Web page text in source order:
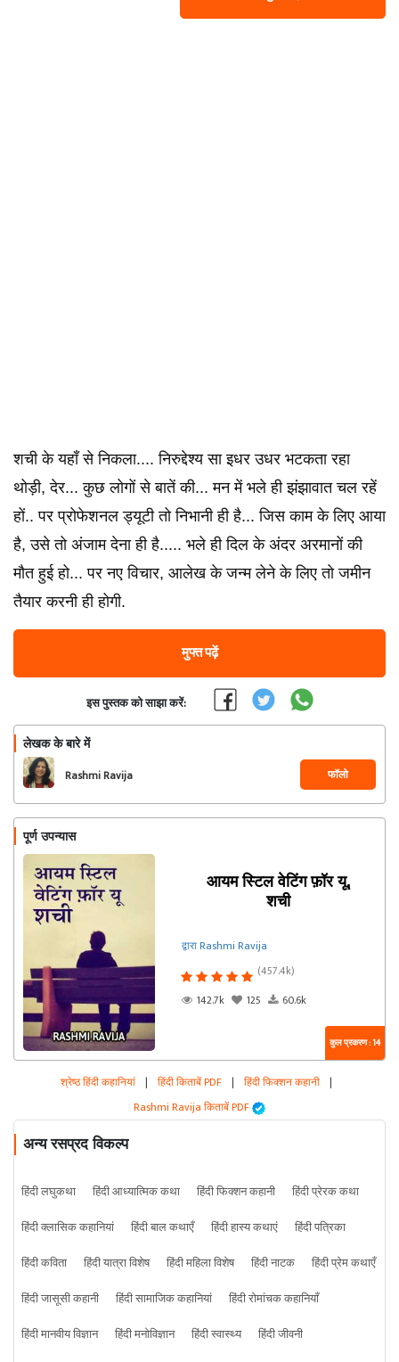
शची के यहाँ से निकला.... निरुद्देश्य सा इधर उधर भटकता रहा
थोड़ी, देर... कुछ लोगों से बातें की... मन में भले ही झंझावात चल रहें
हों.. पर प्रोफेशनल ड्यूटी तो निभानी ही है... जिस काम के लिए आया
है, उसे तो अंजाम देना ही है..... भले ही दिल के अंदर अरमानों की
मौत हुई हो... पर नए विचार, आलेख के जन्म लेने के लिए तो जमीन
तैयार करनी ही होगी.
मुफ्त पढ़ें
इस पुस्तक को साझा करें:
लेखक के बारे में
Rashmi Ravija फॉलो
पूर्ण उपन्यास
आयम स्टिल वेटिंग फ़ॉर यू,
शची
द्वारा Rashmi Ravija
(457.4k)
142.7k
125 60.6k
कुल प्रकरण : 14
श्रेष्ठ हिंदी कहानियां | हिंदी किताबें PDF | हिंदी फिक्शन कहानी |
Rashmi Ravija किताबें PDF
अन्य रसप्रद विकल्प
हिंदी लघुकथा हिंदी आध्यात्मिक कथा हिंदी फिक्शन कहानी
हिंदी प्रेरक कथा
हिंदी क्लासिक कहानियां
हिंदी बाल कथाएँ हिंदी हास्य कथाएं
हिंदी पत्रिका
हिंदी कविता
हिंदी यात्रा विशेष हिंदी महिला विशेष हिंदी नाटक
हिंदी प्रेम कथाएँ
हिंदी जासूसी कहानी
हिंदी सामाजिक कहानियां
हिंदी रोमांचक कहानियाँ
हिंदी मानवीय विज्ञान
हिंदी मनोविज्ञान हिंदी स्वास्थ्य
हिंदी जीवनी